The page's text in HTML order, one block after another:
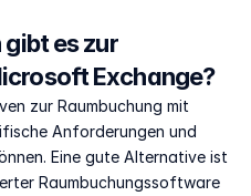
es zur
Exchange?
zur Raumbuchung mit
Anforderungen und
Eine gute Alternative ist
Raumbuchungssoftware